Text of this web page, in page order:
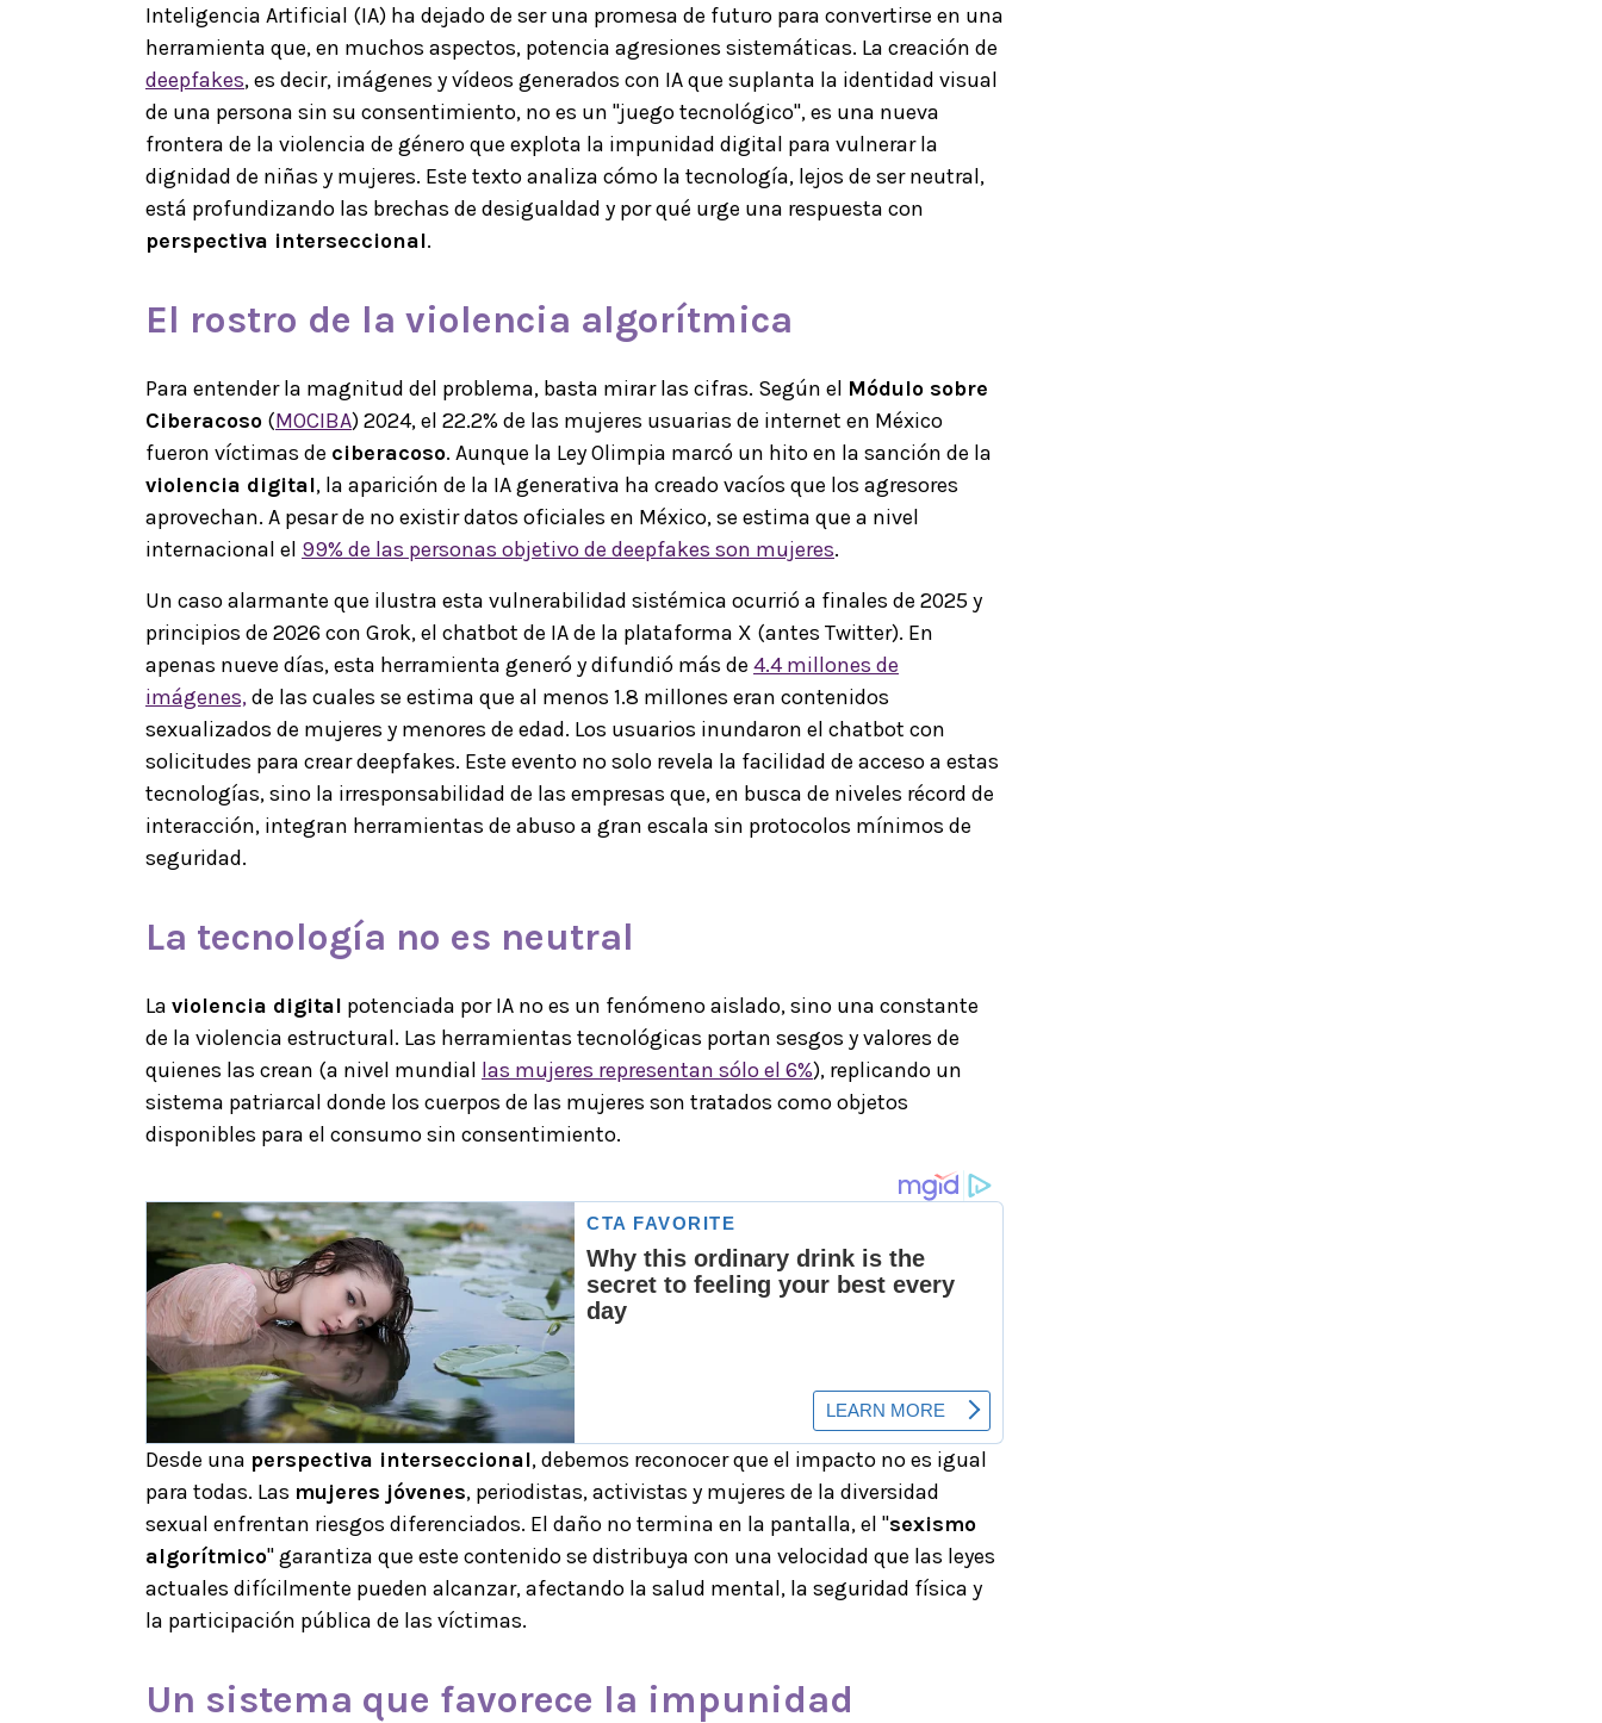
Inteligencia Artificial (IA) ha dejado de ser una promesa de futuro para convertirse en una
herramienta que, en muchos aspectos, potencia agresiones sistemáticas. La creación de
deepfakes, es decir, imágenes y vídeos generados con IA que suplanta la identidad visual
de una persona sin su consentimiento, no es un "juego tecnológico", es una nueva
frontera de la violencia de género que explota la impunidad digital para vulnerar la
dignidad de niñas y mujeres. Este texto analiza cómo la tecnología, lejos de ser neutral,
está profundizando las brechas de desigualdad y por qué urge una respuesta con
perspectiva interseccional.
El rostro de la violencia algorítmica
Para entender la magnitud del problema, basta mirar las cifras. Según el Módulo sobre
Ciberacoso (MOCIBA) 2024, el 22.2% de las mujeres usuarias de internet en México
fueron víctimas de ciberacoso. Aunque la Ley Olimpia marcó un hito en la sanción de la
violencia digital, la aparición de la IA generativa ha creado vacíos que los agresores
aprovechan. A pesar de no existir datos oficiales en México, se estima que a nivel
internacional el 99% de las personas objetivo de deepfakes son mujeres.
Un caso alarmante que ilustra esta vulnerabilidad sistémica ocurrió a finales de 2025 y
principios de 2026 con Grok, el chatbot de IA de la plataforma X (antes Twitter). En
apenas nueve días, esta herramienta generó y difundió más de 4.4 millones de
imágenes,de las cuales se estima que al menos 1.8 millones eran contenidos
sexualizados de mujeres y menores de edad. Los usuarios inundaron el chatbot con
solicitudes para crear deepfakes. Este evento no solo revela la facilidad de acceso a estas
tecnologías, sino la irresponsabilidad de las empresas que, en busca de niveles récord de
interacción, integran herramientas de abuso a gran escala sin protocolos mínimos de
seguridad.
La tecnología no es neutral
La violencia digital potenciada por IA no es un fenómeno aislado, sino una constante
de la violencia estructural. Las herramientas tecnológicas portan sesgos y valores de
quienes las crean (a nivel mundial las mujeres representan sólo el 6%), replicando un
sistema patriarcal donde los cuerpos de las mujeres son tratados como objetos
disponibles para el consumo sin consentimiento.
Desde una perspectiva interseccional, debemos reconocer que el impacto no es igual
para todas. Las mujeres jóvenes, periodistas, activistas y mujeres de la diversidad
sexual enfrentan riesgos diferenciados. El daño no termina en la pantalla, el "sexismo
algorítmico" garantiza que este contenido se distribuya con una velocidad que las leyes
actuales difícilmente pueden alcanzar, afectando la salud mental, la seguridad física y
la participación pública de las víctimas.
Un sistema que favorece la impunidad